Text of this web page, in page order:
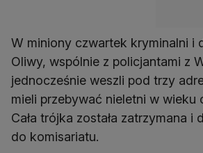
W miniony czwartek kryminalni i
Oliwy, wspólnie z policjantami z
jednocześnie weszli pod trzy
mieli przebywać nieletni w wieku
Cała trójka została zatrzymana i
do komisariatu.